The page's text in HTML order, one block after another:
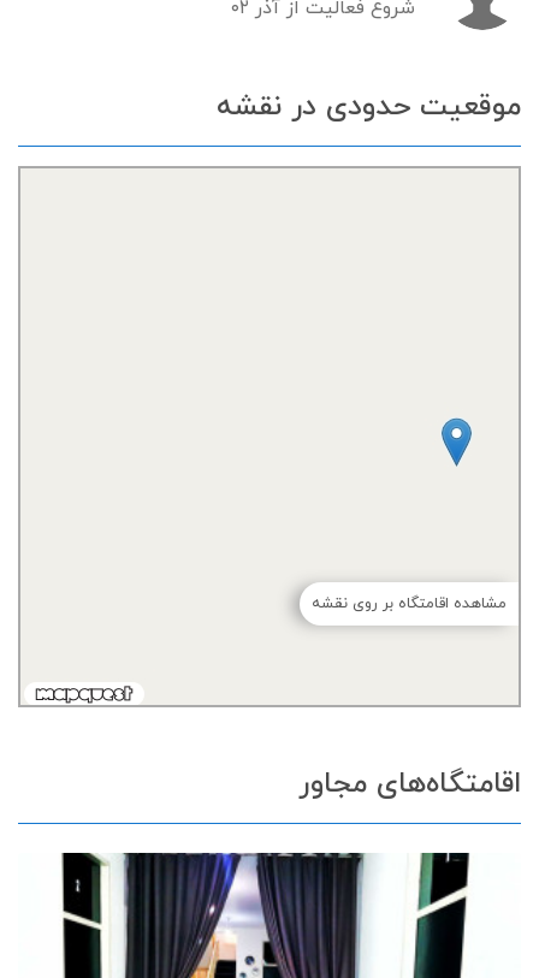
شروع فعالیت از آذر ۰۲
موقعیت حدودی در نقشه
مشاهده اقامتگاه بر روی نقشه
اقامتگاه‌های مجاور